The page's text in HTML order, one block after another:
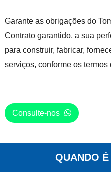
Garante as obrigações do
Contrato garantido, a sua
para construir, fabricar,
serviços, conforme os termos
Consulte-nos
QUANDO